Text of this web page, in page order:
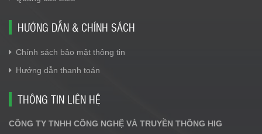
HƯỚNG DẪN & CHÍNH SÁCH
Chính sách bảo mật thông tin
Hướng dẫn thanh toán
THÔNG TIN LIÊN HỆ
CÔNG TY TNHH CÔNG NGHỆ VÀ TRUYỀN THÔNG HIG